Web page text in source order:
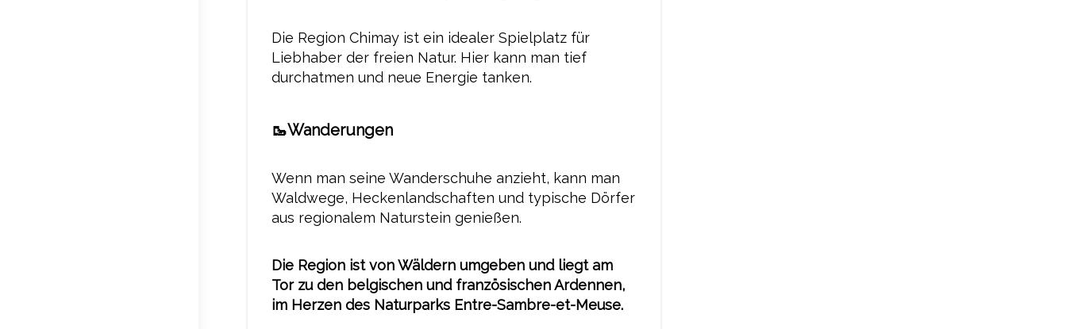
Die Region Chimay ist ein idealer Spielplatz für
Liebhaber der freien Natur. Hier kann man tief
durchatmen und neue Energie tanken.
🥾Wanderungen
Wenn man seine Wanderschuhe anzieht, kann man
Waldwege, Heckenlandschaften und typische Dörfer
aus regionalem Naturstein genießen.
Die Region ist von Wäldern umgeben und liegt am
Tor zu den belgischen und französischen Ardennen,
im Herzen des Naturparks Entre-Sambre-et-Meuse.